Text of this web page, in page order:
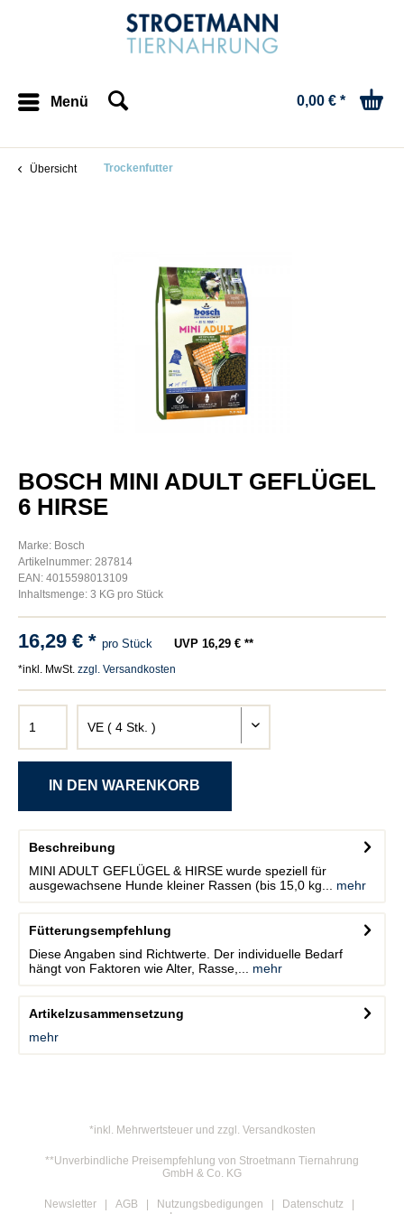
Menü 0,00 € *
Übersicht Trockenfutter
BOSCH MINI ADULT GEFLÜGEL
6 HIRSE
Marke: Bosch
Artikelnummer: 287814
EAN: 4015598013109
Inhaltsmenge: 3 KG pro Stück
16,29 € * pro Stück UVP 16,29 € **
*inkl. MwSt. zzgl. Versandkosten
Beschreibung
MINI ADULT GEFLÜGEL & HIRSE wurde speziell für
ausgewachsene Hunde kleiner Rassen (bis 15,0 kg...
mehr
Fütterungsempfehlung
Diese Angaben sind Richtwerte. Der individuelle Bedarf
hängt von Faktoren wie Alter, Rasse,...
mehr
Artikelzusammensetzung
mehr
*inkl. Mehrwertsteuer und zzgl. Versandkosten
**Unverbindliche Preisempfehlung von Stroetmann Tiernahrung
GmbH & Co. KG
Newsletter AGB Nutzungsbedigungen
Datenschutz